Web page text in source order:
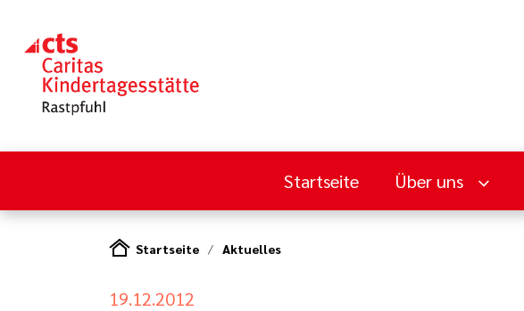
Startseite Über uns
Startseite Aktuelles
19.12.2012